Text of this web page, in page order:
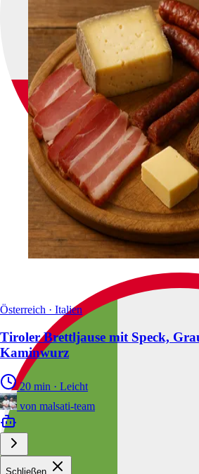
Österreich · Italien
Tiroler Brettljause mit Speck,
Kaminwurz
20 min · Leicht
von malsati-team
Schließen